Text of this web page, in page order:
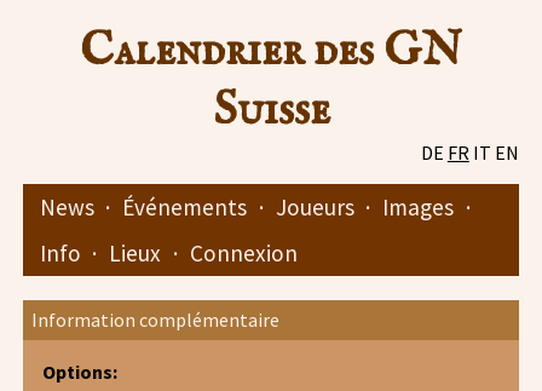
Calendrier des GN
Suisse
DE FR IT EN
News · Événements · Joueurs · Images ·
Info · Lieux · Connexion
Information complémentaire
Options: